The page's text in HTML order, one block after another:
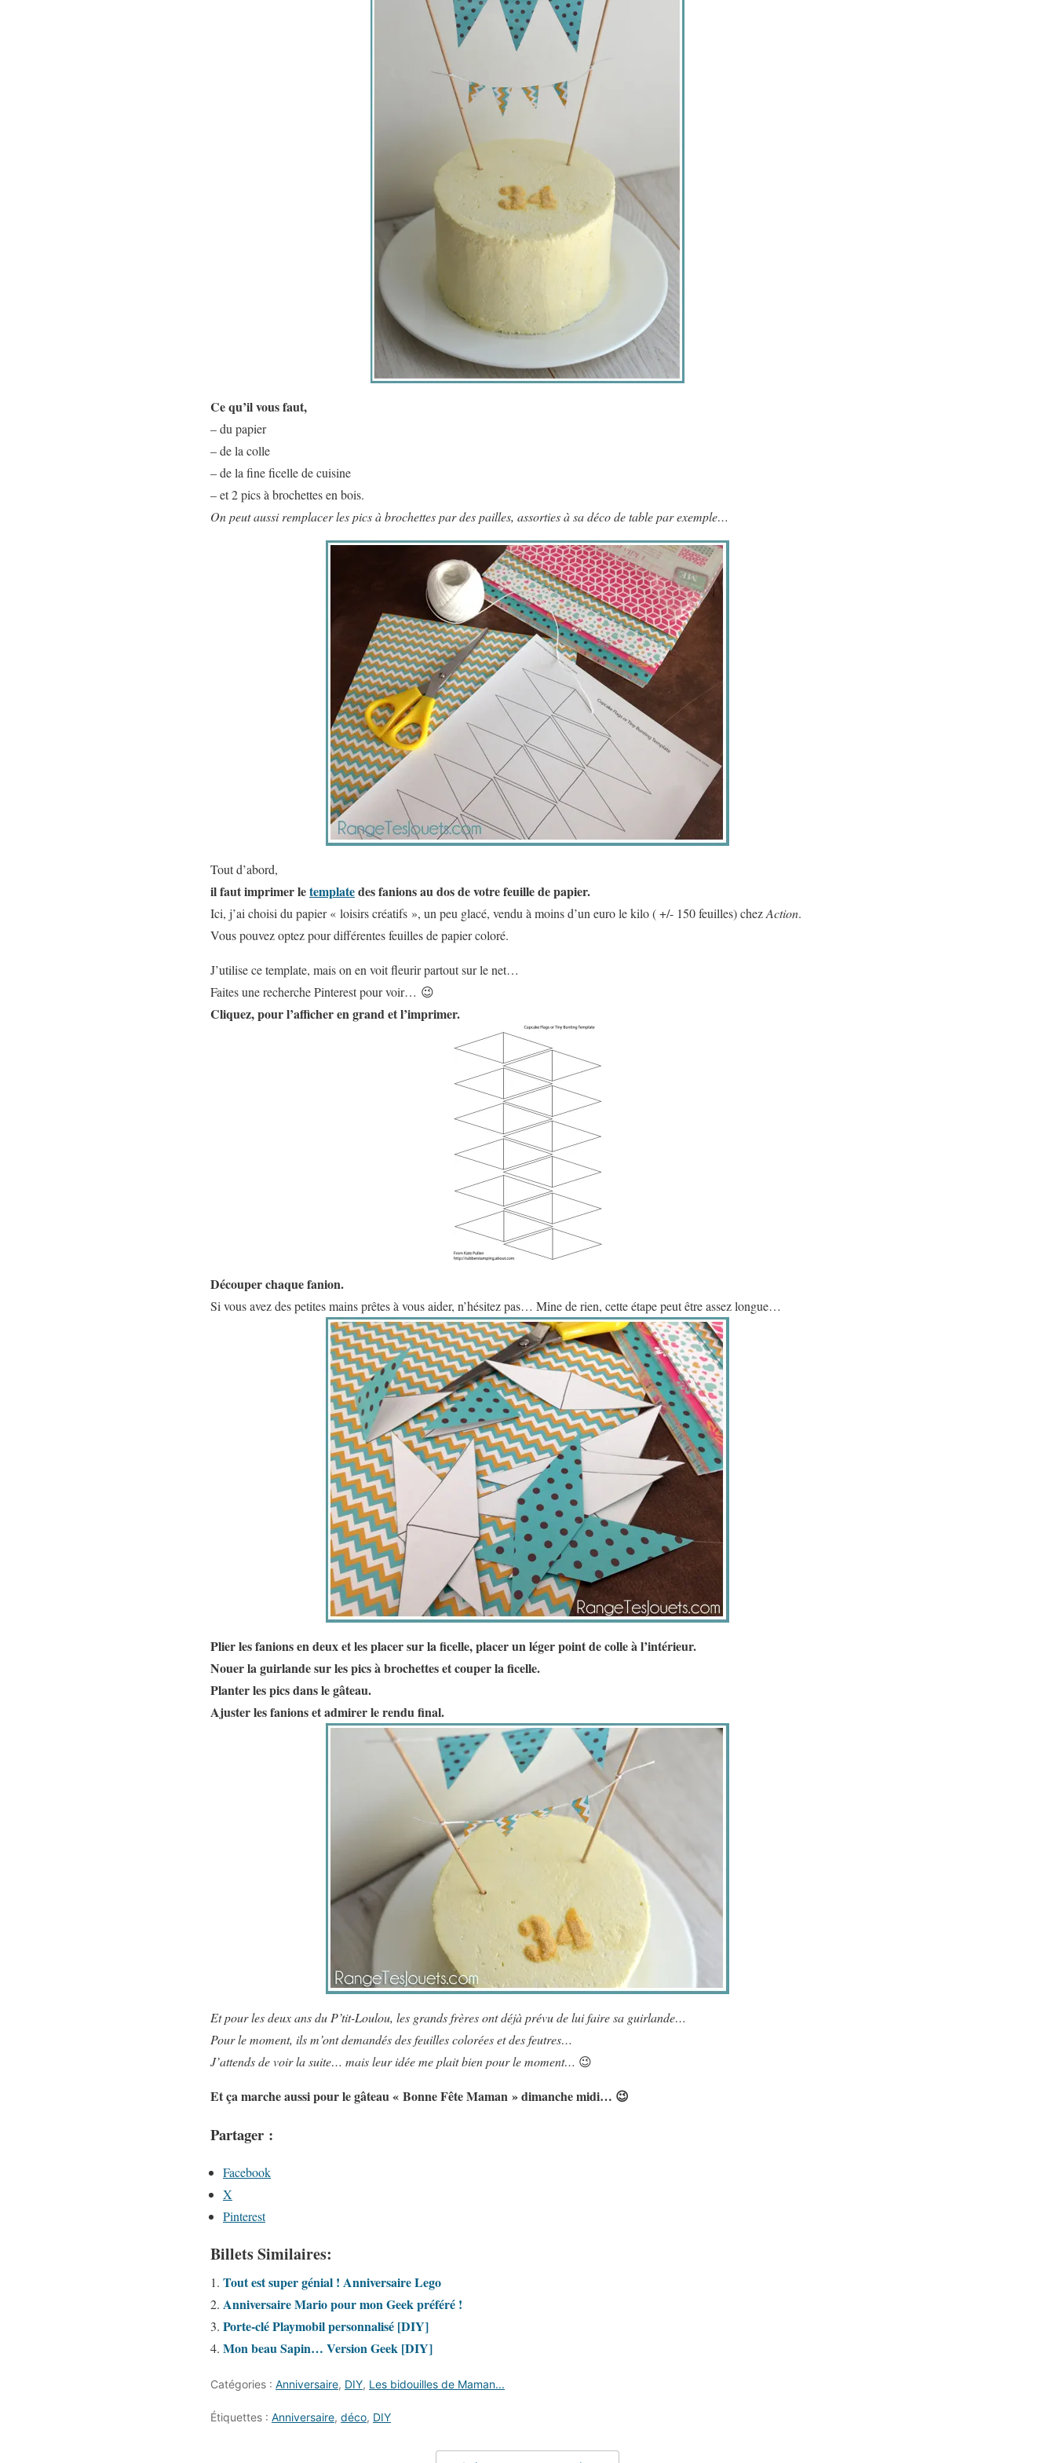
Ce qu’il vous faut,
– du papier
– de la colle
– de la fine ficelle de cuisine
– et 2 pics à brochettes en bois.
On peut aussi remplacer les pics à brochettes par des pailles, assorties à sa déco de table par exemple…
Tout d’abord,
il faut imprimer letemplatedes fanions au dos de votre feuille de papier.
Ici, j’ai choisi du papier « loisirs créatifs », un peu glacé, vendu à moins d’un euro le kilo ( +/- 150 feuilles) chezAction.
Vous pouvez optez pour différentes feuilles de papier coloré.
J’utilise ce template, mais on en voit fleurir partout sur le net…
Faites une recherche Pinterest pour voir… 😉
Cliquez, pour l’afficher en grand et l’imprimer.
Découper chaque fanion.
Si vous avez des petites mains prêtes à vous aider, n’hésitez pas… Mine de rien, cette étape peut être assez longue…
Plier les fanions en deux et les placer sur la ficelle, placer un léger point de colle à l’intérieur.
Nouer la guirlande sur les pics à brochettes et couper la ficelle.
Planter les pics dans le gâteau.
Ajuster les fanions et admirer le rendu final.
Et pour les deux ans du P’tit-Loulou, les grands frères ont déjà prévu de lui faire sa guirlande…
Pour le moment, ils m’ont demandés des feuilles colorées et des feutres…
J’attends de voir la suite… mais leur idée me plait bien pour le moment… 😉
Et ça marche aussi pour le gâteau « Bonne Fête Maman » dimanche midi… 😉
Partager :
Facebook
X
Pinterest
Billets Similaires:
Tout est super génial ! Anniversaire Lego
Anniversaire Mario pour mon Geek préféré !
Porte-clé Playmobil personnalisé [DIY]
Mon beau Sapin… Version Geek [DIY]
Catégories : Anniversaire, DIY, Les bidouilles de Maman...
Étiquettes : Anniversaire, déco, DIY